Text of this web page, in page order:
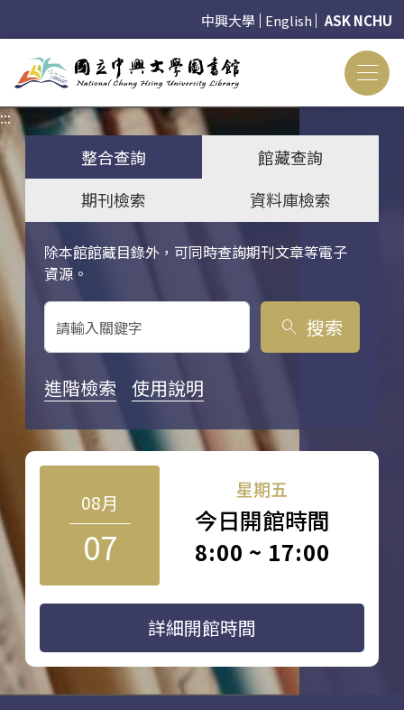
中興大學 English ASK NCHU
:::
整合查詢
館藏查詢
期刊檢索
資料庫檢索
除本館館藏目錄外，可同時查詢期刊文章等電子
資源。
關鍵字搜尋
search 搜索
進階檢索 使用說明
08月
07
星期五
今日開館時間
8:00 ~ 17:00
詳細開館時間